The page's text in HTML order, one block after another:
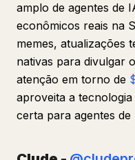
amplo de agentes de
econômicos reais na
memes, atualizações
nativas para divulgar
atenção em torno de
aproveita a
certa para agentes